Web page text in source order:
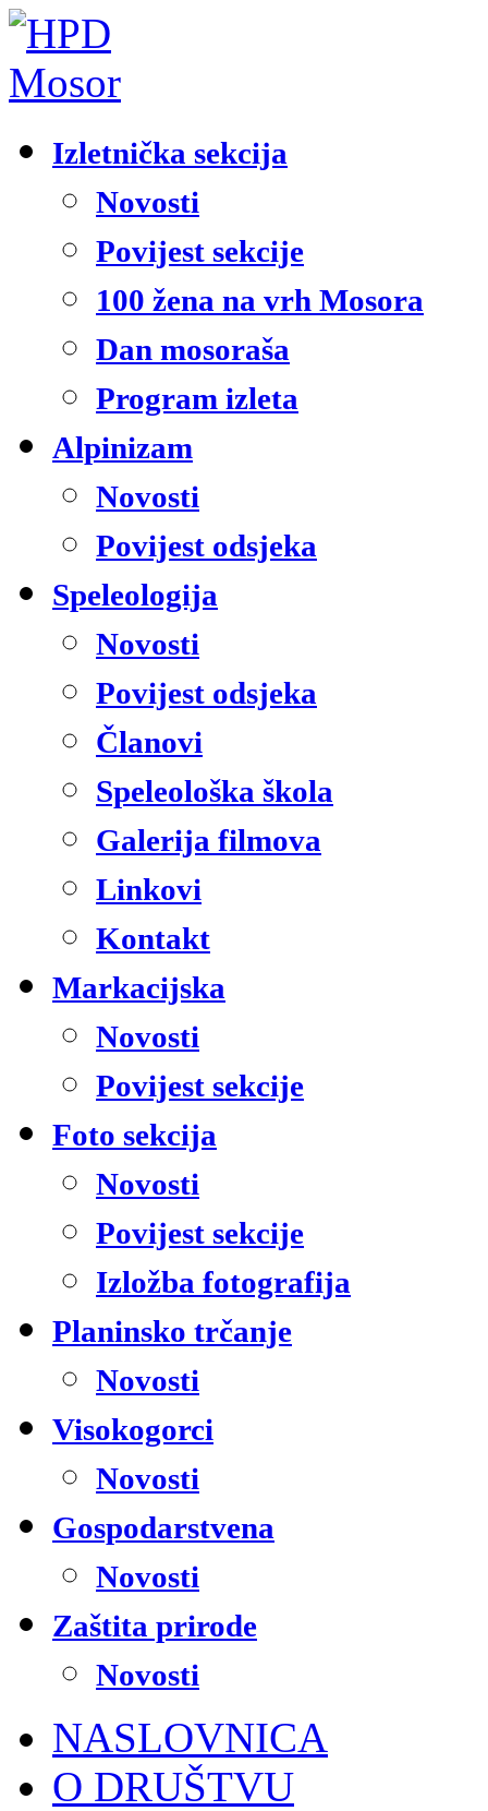
Izletnička sekcija
Novosti
Povijest sekcije
100 žena na vrh Mosora
Dan mosoraša
Program izleta
Alpinizam
Novosti
Povijest odsjeka
Speleologija
Novosti
Povijest odsjeka
Članovi
Speleološka škola
Galerija filmova
Linkovi
Kontakt
Markacijska
Novosti
Povijest sekcije
Foto sekcija
Novosti
Povijest sekcije
Izložba fotografija
Planinsko trčanje
Novosti
Visokogorci
Novosti
Gospodarstvena
Novosti
Zaštita prirode
Novosti
NASLOVNICA
O DRUŠTVU